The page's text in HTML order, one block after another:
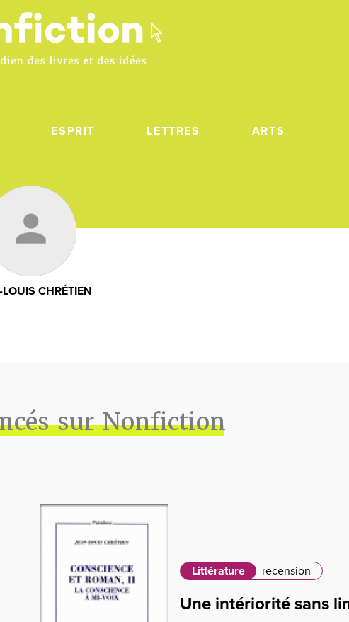
ESPRIT LETTRES ARTS
CHRÉTIEN
sur Nonfiction
Littérature recension
Une intériorité sans